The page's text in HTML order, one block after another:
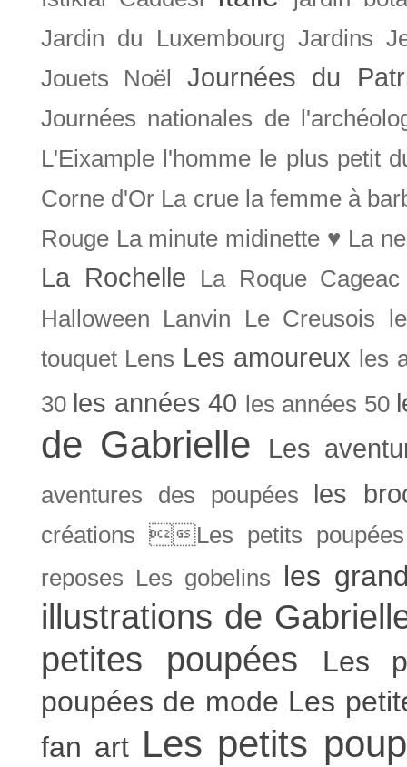
Jardin du Luxembourg Jardins
Jouets Noël
Journées du
Journées nationales de
L'Eixample l'homme le plus petit
Corne d'Or La crue la femme à
Rouge La minute midinette ♥ La
La Rochelle
La Roque Cageac
Halloween
Lanvin Le Creusois
touquet Lens Les amoureux les
30 les années 40 les années 50
de Gabrielle Les
aventures des poupées les
créations Les petits
reposes Les gobelins les
illustrations de
petites poupées
Les
poupées de mode Les
fan art Les petits